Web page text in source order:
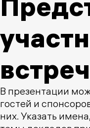
В презентации
гостей и
них. Указать